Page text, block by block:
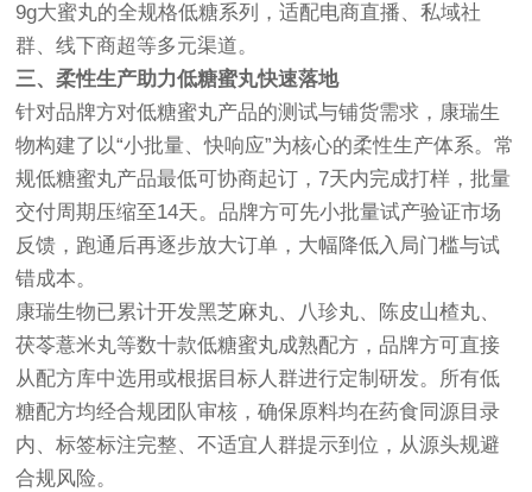
9g大蜜丸的全规格低糖系列，适配电商直播、私域社
群、线下商超等多元渠道。
三、柔性生产助力低糖蜜丸快速落地
针对品牌方对低糖蜜丸产品的测试与铺货需求，康瑞生
物构建了以“小批量、快响应”为核心的柔性生产体系。常
规低糖蜜丸产品最低可协商起订，7天内完成打样，批量
交付周期压缩至14天。品牌方可先小批量试产验证市场
反馈，跑通后再逐步放大订单，大幅降低入局门槛与试
错成本。
康瑞生物已累计开发黑芝麻丸、八珍丸、陈皮山楂丸、
茯苓薏米丸等数十款低糖蜜丸成熟配方，品牌方可直接
从配方库中选用或根据目标人群进行定制研发。所有低
糖配方均经合规团队审核，确保原料均在药食同源目录
内、标签标注完整、不适宜人群提示到位，从源头规避
合规风险。